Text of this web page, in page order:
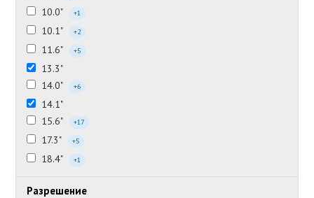
10.0" +1
10.1" +2
11.6" +5
13.3"
14.0"
+6
14.1"
15.6"
+17
17.3" +5
18.4" +1
Разрешение